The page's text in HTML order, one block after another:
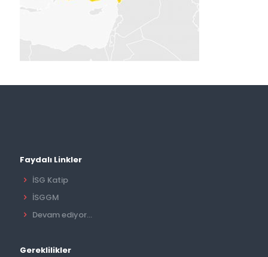
Faydalı Linkler
İSG Katip
İSGGM
Devam ediyor...
Gereklilikler